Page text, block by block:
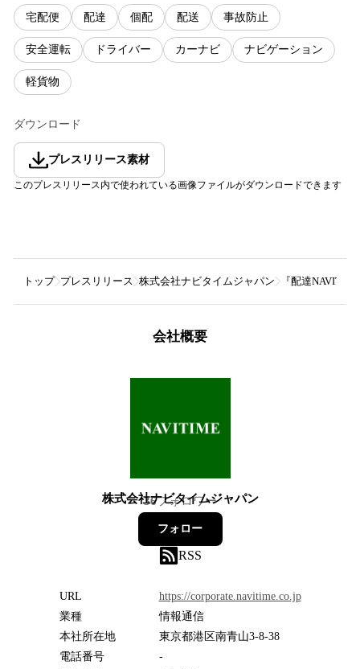
宅配便 配達 個配 配送 事故防止
安全運転 ドライバー カーナビ ナビゲーション
軽貨物
ダウンロード
プレスリリース素材
このプレスリリース内で使われている画像ファイルがダウンロードできます
トップ プレスリリース 株式会社ナビタイムジャパン 『配達
会社概要
株式会社ナビタイムジャパン
36フォロワー
フォロー
RSS
URL
https://corporate.navitime.co.jp
業種
情報通信
本社所在地
東京都港区南青山3-8-38
電話番号
-